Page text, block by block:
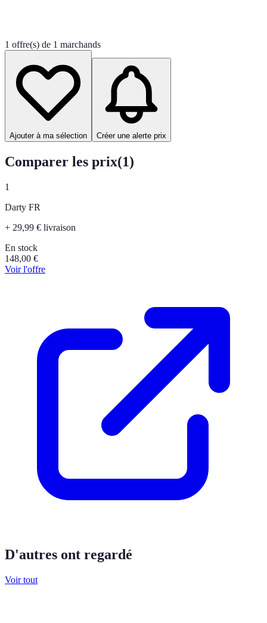
1 offre(s) de 1 marchands
Ajouter à ma sélection Créer une alerte prix
Comparer les prix(1)
1
Darty FR
+ 29,99 € livraison
En stock
148,00 €
Voir l'offre
D'autres ont regardé
Voir tout